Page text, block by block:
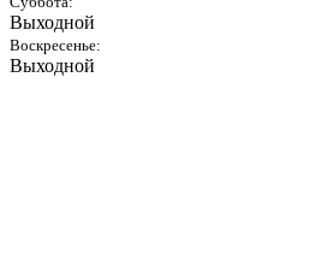
Выходной
Воскресенье:
Выходной